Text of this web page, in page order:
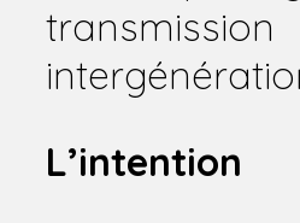
transmission
L’intention